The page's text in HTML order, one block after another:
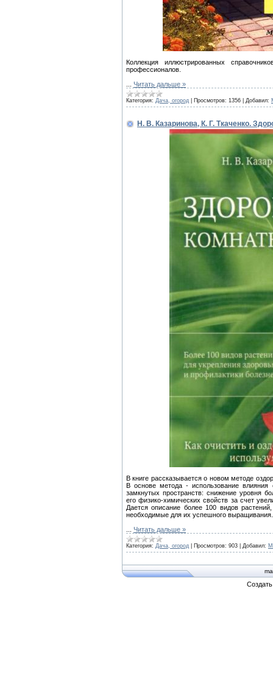
Коллекция иллюстрированных
профессионалов.
Читать дальше »
Категория: Дача, огород Просмотров: 1356 Добавил:
Н. В. Казаринова, К. Г. Ткаченко.
В книге рассказывается о новом методе
В основе метода - использование влияния
замкнутых пространств: снижение уровня
его физико-химических свойств за счет
Дается описание более 100 видов
необходимые для их успешного выращивания.
Читать дальше »
Категория: Дача, огород Просмотров: 903 Добавил: